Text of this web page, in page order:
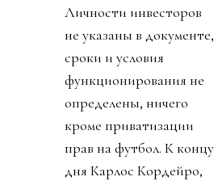
Личности инвесторов
не указаны в документе,
сроки и условия
функционирования не
определены, ничего
кроме приватизации
прав на футбол. К концу
дня Карлос Кордейро,